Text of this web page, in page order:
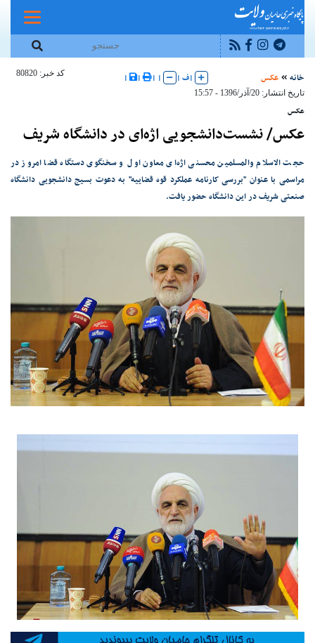
خانه عکس |ف |
|
|
|
|
کد خبر: 80820
تاریخ انتشار: 20/آذر/1396 - 15:57
عکس
عکس/ نشست‌دانشجویی اژه‌ای در دانشگاه‌ شریف
حجت الاسلام والمسلمین محسنی اژه‌ای معاون اول و سخنگوی دستگاه قضا امروز در
مراسمی با عنوان "بررسی کارنامه عملکرد قوه قضاییه" به دعوت بسیج دانشجویی دانشگاه
صنعتی شریف در این دانشگاه حضور یافت.